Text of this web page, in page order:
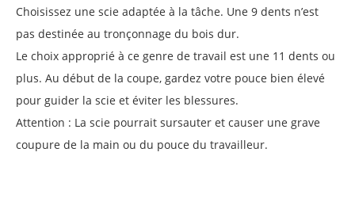
Choisissez une scie adaptée à la tâche. Une 9 dents n’est
pas destinée au tronçonnage du bois dur.
Le choix approprié à ce genre de travail est une 11 dents ou
plus. Au début de la coupe, gardez votre pouce bien élevé
pour guider la scie et éviter les blessures.
Attention : La scie pourrait sursauter et causer une grave
coupure de la main ou du pouce du travailleur.